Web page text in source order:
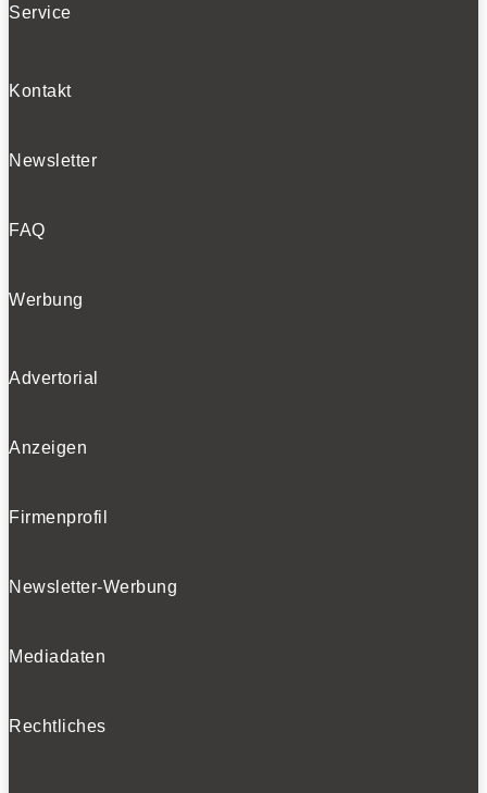
Service
Kontakt
Newsletter
FAQ
Werbung
Advertorial
Anzeigen
Firmenprofil
Newsletter-Werbung
Mediadaten
Rechtliches